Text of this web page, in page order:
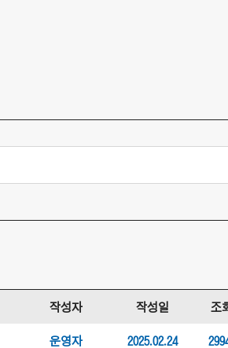
작성자 작성일 조
운영자 2025.02.24